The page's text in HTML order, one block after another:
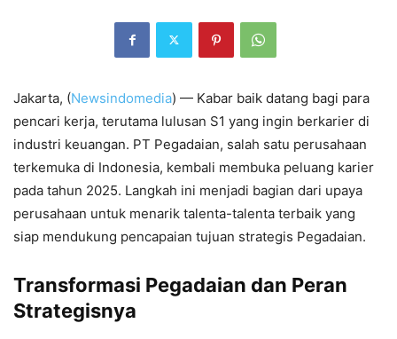
Jakarta, (Newsindomedia) — Kabar baik datang bagi para
pencari kerja, terutama lulusan S1 yang ingin berkarier di
industri keuangan. PT Pegadaian, salah satu perusahaan
terkemuka di Indonesia, kembali membuka peluang karier
pada tahun 2025. Langkah ini menjadi bagian dari upaya
perusahaan untuk menarik talenta-talenta terbaik yang
siap mendukung pencapaian tujuan strategis Pegadaian.
Transformasi Pegadaian dan Peran
Strategisnya